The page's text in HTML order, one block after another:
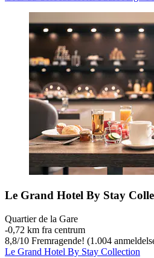
Le Grand Hotel By Stay
Quartier de la Gare
‐0,72 km fra centrum
8,8/10 Fremragende! (1.004
Le Grand Hotel By Stay Collection